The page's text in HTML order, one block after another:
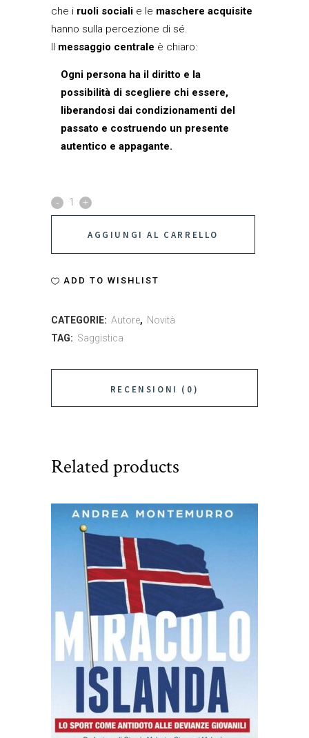
che i ruoli sociali e le maschere acquisite
hanno sulla percezione di sé.
messaggio centrale è chiaro:
Ogni persona ha il diritto e la
possibilità di scegliere chi essere,
liberandosi dai condizionamenti del
passato e costruendo un presente
autentico e appagante.
Io
importante
e
quantity
AGGIUNGI AL CARRELLO
ADD TO WISHLIST
CATEGORIE: Autore, Novità
TAG: Saggistica
RECENSIONI (0)
Related products